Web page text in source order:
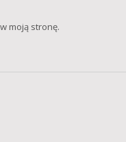
moją stronę.